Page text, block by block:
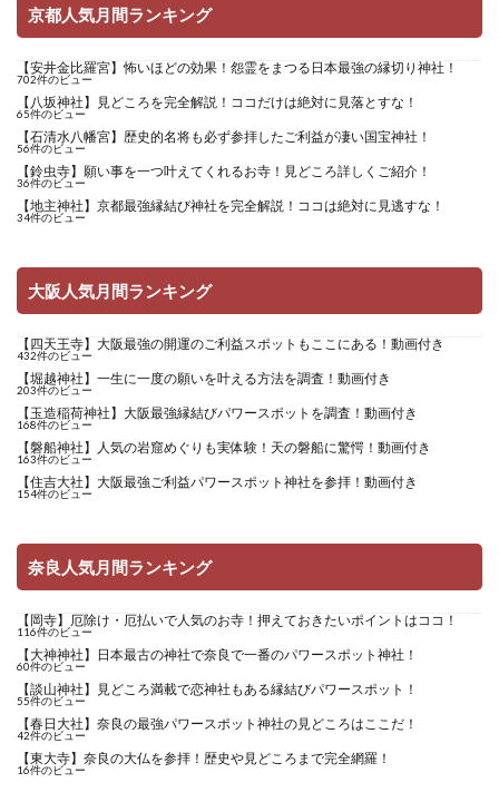
京都人気月間ランキング
【安井金比羅宮】怖いほどの効果！怨霊をまつる日本最強の縁切り神社！
702件のビュー
【八坂神社】見どころを完全解説！ココだけは絶対に見落とすな！
65件のビュー
【石清水八幡宮】歴史的名将も必ず参拝したご利益が凄い国宝神社！
56件のビュー
【鈴虫寺】願い事を一つ叶えてくれるお寺！見どころ詳しくご紹介！
36件のビュー
【地主神社】京都最強縁結び神社を完全解説！ココは絶対に見逃すな！
34件のビュー
大阪人気月間ランキング
【四天王寺】大阪最強の開運のご利益スポットもここにある！動画付き
432件のビュー
【堀越神社】一生に一度の願いを叶える方法を調査！動画付き
203件のビュー
【玉造稲荷神社】大阪最強縁結びパワースポットを調査！動画付き
168件のビュー
【磐船神社】人気の岩窟めぐりも実体験！天の磐船に驚愕！動画付き
163件のビュー
【住吉大社】大阪最強ご利益パワースポット神社を参拝！動画付き
154件のビュー
奈良人気月間ランキング
【岡寺】厄除け・厄払いで人気のお寺！押えておきたいポイントはココ！
116件のビュー
【大神神社】日本最古の神社で奈良で一番のパワースポット神社！
60件のビュー
【談山神社】見どころ満載で恋神社もある縁結びパワースポット！
55件のビュー
【春日大社】奈良の最強パワースポット神社の見どころはここだ！
42件のビュー
【東大寺】奈良の大仏を参拝！歴史や見どころまで完全網羅！
16件のビュー